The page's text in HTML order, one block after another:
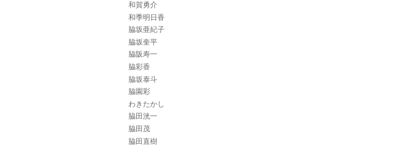
和賀勇介
和季明日香
脇坂亜紀子
脇坂奎平
脇阪寿一
脇彩香
脇坂泰斗
脇園彩
わきたかし
脇田洸一
脇田茂
脇田直樹